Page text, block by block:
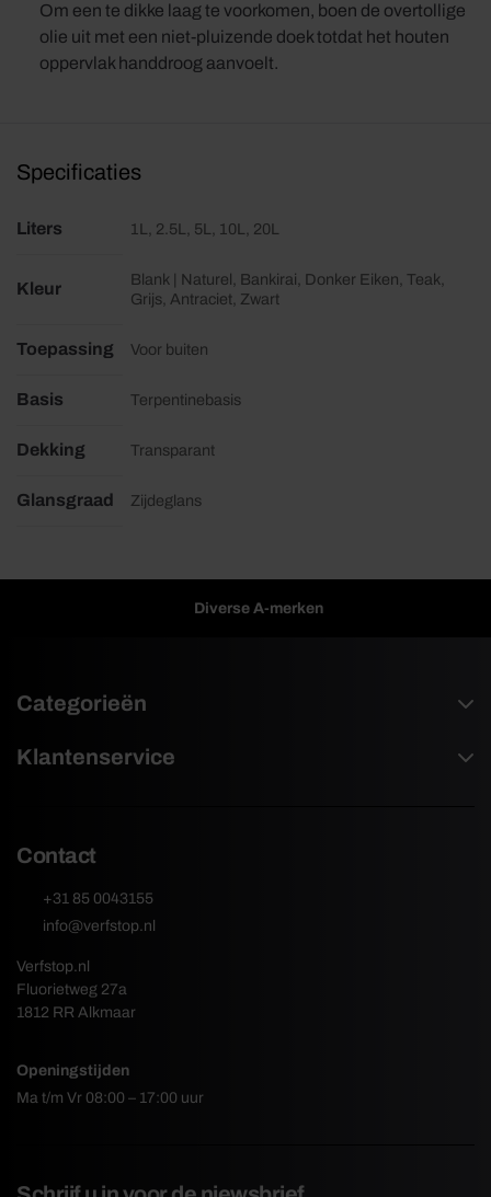
Om een te dikke laag te voorkomen, boen de overtollige
olie uit met een niet-pluizende doek totdat het houten
oppervlak handdroog aanvoelt.
Specificaties
Liters 1L, 2.5L, 5L, 10L, 20L
Kleur
Blank | Naturel, Bankirai, Donker Eiken, Teak,
Grijs, Antraciet, Zwart
Toepassing Voor buiten
Basis Terpentinebasis
Dekking Transparant
Glansgraad Zijdeglans
Diverse A-merken
Categorieën
Klantenservice
Contact
+31 85 0043155
info@verfstop.nl
Verfstop.nl
Fluorietweg 27a
1812 RR Alkmaar
Openingstijden
Ma t/m Vr 08:00 – 17:00 uur